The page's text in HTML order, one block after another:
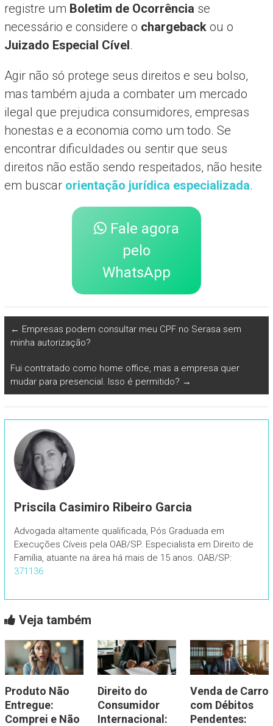
registre um Boletim de Ocorrência se
necessário e considere o chargebackou o
Juizado Especial Cível.
Agir não só protege seus direitos e seu bolso,
mas também ajuda a combater um mercado
ilegal que prejudica consumidores, empresas
honestas e a economia como um todo. Se
encontrar dificuldades ou sentir que seus
direitos não estão sendo respeitados, não hesite
em buscar orientação jurídica especializada.
Fale agora
pelo
WhatsApp
← Empresas podem consultar meu CPF no Serasa sem
minha autorização?
Fui contratado como home office, mas a empresa quer
mudar para presencial. Isso é permitido? →
Priscila Casimiro Ribeiro Garcia
Advogada altamente qualificada, Pós Graduada em
Execuções Cíveis pela OAB/SP. Especialista em Direito de
Família, atuante na área há mais de 15 anos. OAB/SP:
371136
Veja também
Produto Não
Entregue:
Comprei e Não
Direito do
Consumidor
Internacional:
Venda de Carro
com Débitos
Pendentes: